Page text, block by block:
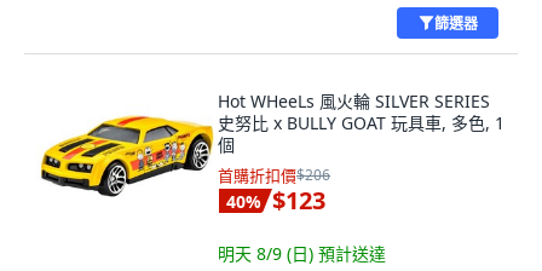
篩選器
Hot WHeeLs 風火輪 SILVER SERIES
史努比 x BULLY GOAT 玩具車, 多色, 1
個
首購折扣價$206
40% $123
明天 8/9 (日) 預計送達